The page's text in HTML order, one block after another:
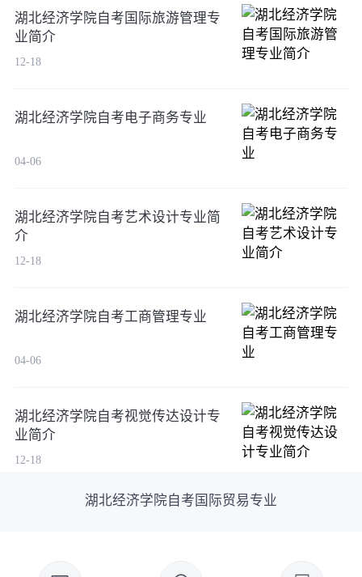
湖北经济学院自考国际旅游管理专
业简介
12-18
湖北经济学院自考电子商务专业
04-06
湖北经济学院自考艺术设计专业简
介
12-18
湖北经济学院自考工商管理专业
04-06
湖北经济学院自考视觉传达设计专
业简介
12-18
湖北经济学院自考国际贸易专业